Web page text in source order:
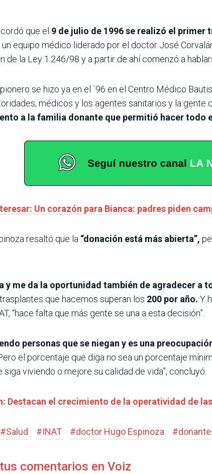
que el 9 de julio de 1996 se realizó el primer
equipo médico liderado por el doctor José
de la Ley 1.246/98 y a partir de ahí comenzó a
se hizo ya en el ´96 en el Centro Médico
médicos y los agentes sanitarios y la gente
a la familia donante que permitió hacer todo
Un corazón para Bianca: padres piden
resaltó que la “donación está más abierta”,
y me da la oportunidad también de agradecer a
que hacemos superan los 200 por año. Y
“hace falta que más gente se una a esta decisión”.
personas que se niegan y es una
el porcentaje que diga no sea un porcentaje
siga viviendo o mejore su calidad de vida”, concluyó.
Destacan el crecimiento de la operatividad de
#Salud #INAT #doctor Hugo Espinoza #
comentarios en Voiz